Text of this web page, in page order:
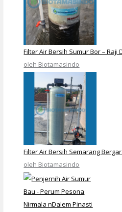
Filter Air Bersih Sumur Bor – Raji
oleh Biotamasindo
Filter Air Bersih Semarang
oleh Biotamasindo